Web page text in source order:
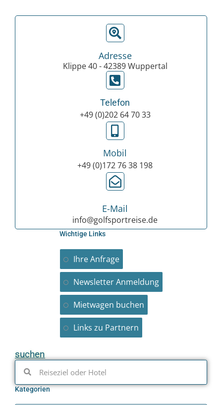
Adresse
Klippe 40 - 42389 Wuppertal
Telefon
+49 (0)202 64 70 33
Mobil
+49 (0)172 76 38 198
E-Mail
info@golfsportreise.de
Wichtige Links
Ihre Anfrage
Newsletter Anmeldung
Mietwagen buchen
Links zu Partnern
suchen
Kategorien